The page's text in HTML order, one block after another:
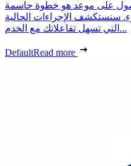
في عام 2027. الحصول على موعد هو خطوة حاسمة
سنستكشف الإجراءات الحالية
التي تسهل تفاعلاتك مع الخدم...
DefaultRead more